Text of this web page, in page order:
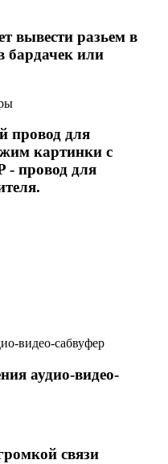
вывести разьем в
бардачек или
провод для
картинки с
- провод для
аудио-видео-
связи